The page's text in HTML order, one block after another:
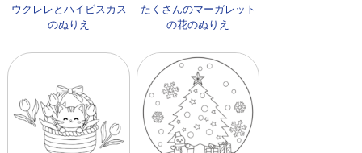
ウクレレとハイビスカス
のぬりえ
たくさんのマーガレット
の花のぬりえ